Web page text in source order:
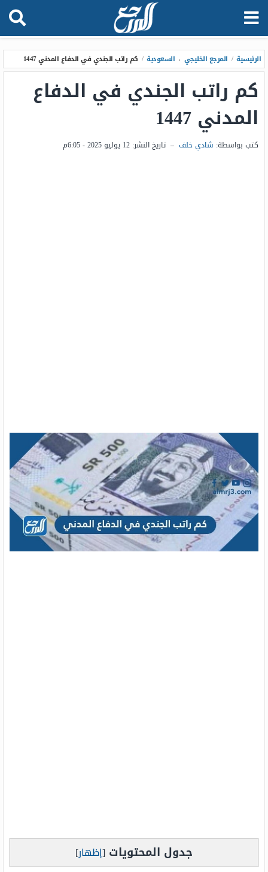
الرئيسية / المرجع الخليجي ، السعودية / كم راتب الجندي في الدفاع المدني 1447
كم راتب الجندي في الدفاع
المدني 1447
كتب بواسطة: شادي خلف – تاريخ النشر: 12 يوليو 2025 - 6:05م
جدول المحتويات [إظهار]